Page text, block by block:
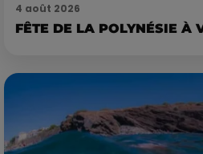
4 août 2026
FÊTE DE LA POLYNÉSIE À